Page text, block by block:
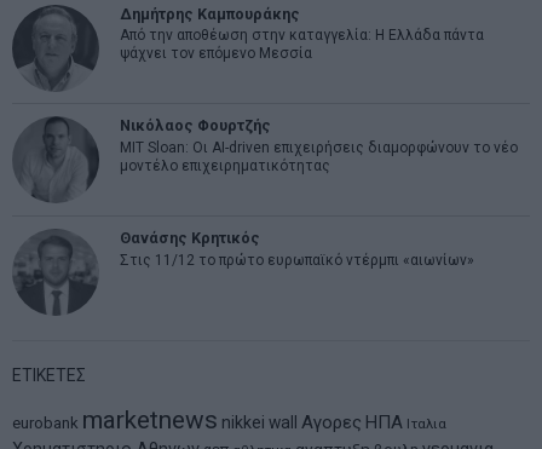
Δημήτρης Καμπουράκης
Από την αποθέωση στην καταγγελία: Η Ελλάδα πάντα
ψάχνει τον επόμενο Μεσσία
Νικόλαος Φουρτζής
MIT Sloan: Οι AI-driven επιχειρήσεις διαμορφώνουν το νέο
μοντέλο επιχειρηματικότητας
Θανάσης Κρητικός
Στις 11/12 το πρώτο ευρωπαϊκό ντέρμπι «αιωνίων»
ΕΤΙΚΕΤΕΣ
eurobank marketnews nikkei wall Αγορες ΗΠΑ Ιταλια